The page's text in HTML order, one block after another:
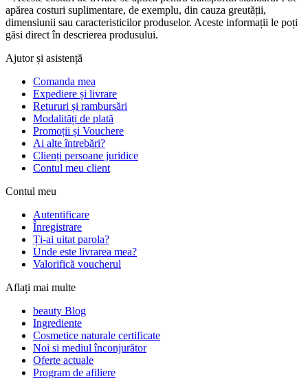
apărea costuri suplimentare, de exemplu, din cauza greutății,
dimensiunii sau caracteristicilor produselor. Aceste informații le poți
găsi direct în descrierea produsului.
Ajutor și asistență
Comanda mea
Expediere și livrare
Retururi și rambursări
Modalități de plată
Promoții și Vouchere
Ai alte întrebări?
Clienți persoane juridice
Contul meu client
Contul meu
Autentificare
Înregistrare
Ți-ai uitat parola?
Unde este livrarea mea?
Valorifică voucherul
Aflați mai multe
beauty Blog
Ingrediente
Cosmetice naturale certificate
Noi si mediul înconjurător
Oferte actuale
Program de afiliere